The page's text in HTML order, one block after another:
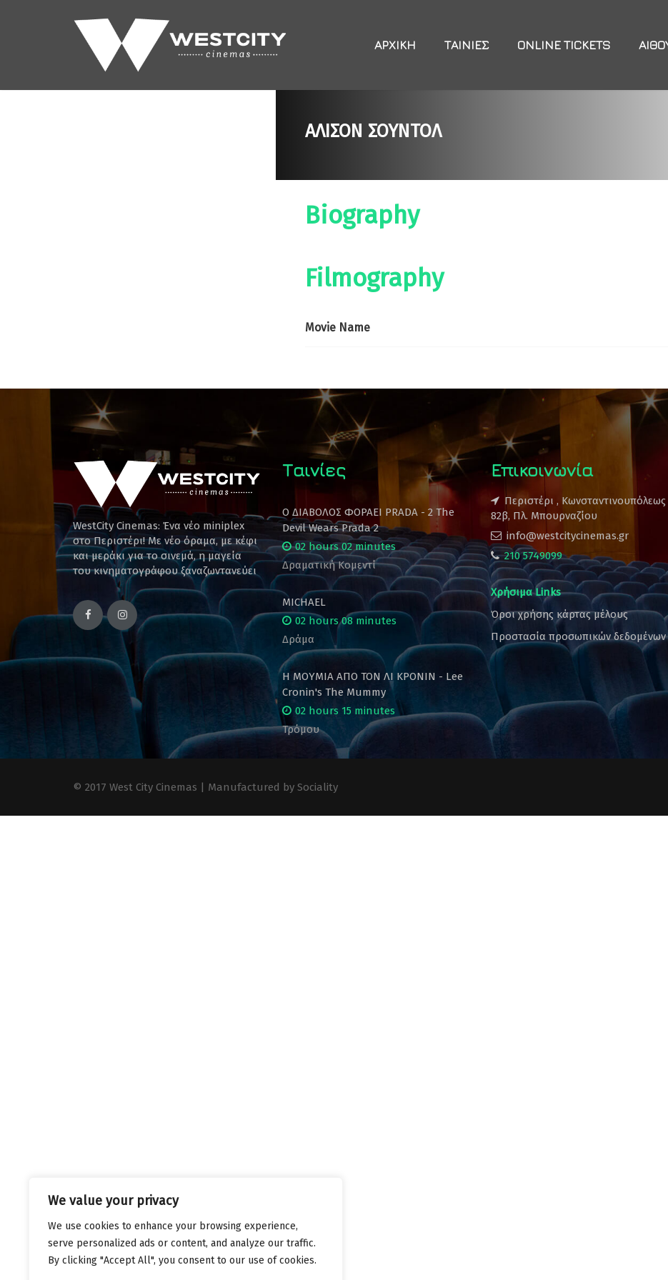
We value your privacy
We use cookies to enhance your browsing experience,
serve personalized ads or content, and analyze our traffic.
By clicking "Accept All", you consent to our use of cookies.
ΑΡΧΙΚΉ ΤΑΙΝΊΕΣ ONLINE TICKETS
ΑΛΙΣΟΝ ΣΟΥΝΤΟΛ
Biography
Filmography
Movie Name
WestCity Cinemas: Ένα νέο miniplex
στο Περιστέρι! Mε νέο όραμα, με κέφι
και μεράκι για το σινεμά, η μαγεία
του κινηματογράφου ξαναζωντανεύει
Ταινίες
Ο ΔΙΑΒΟΛΟΣ ΦΟΡΑΕΙ PRADA - 2 The
Devil Wears Prada 2
02 hours 02 minutes
Δραματική Κομεντί
MICHAEL
02 hours 08 minutes
Δράμα
Η ΜΟΥΜΙΑ ΑΠΟ ΤΟΝ ΛΙ ΚΡΟΝΙΝ - Lee
Cronin's The Mummy
02 hours 15 minutes
Τρόμου
Επικοινωνία
Περιστέρι , Κωνσταντινουπόλεως
82β, Πλ. Μπουρναζίου
info@westcitycinemas.gr
210 5749099
Χρήσιμα Links
Όροι χρήσης κάρτας μέλους
Προστασία προσωπικών δεδομένων
© 2017 West City Cinemas | Manufactured by Sociality